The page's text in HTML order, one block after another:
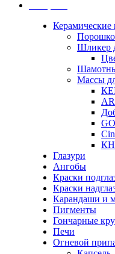
Керамические
Шликер
Массы
Глазури
Ангобы
Краски
Краски
Карандаши и
Пигменты
Гончарные
Печи
Огневой